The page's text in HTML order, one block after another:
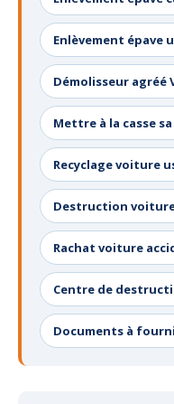
Enlèvement épave
Démolisseur agréé
Mettre à la casse
Recyclage voiture
Destruction
Rachat voiture
Centre de
Documents à